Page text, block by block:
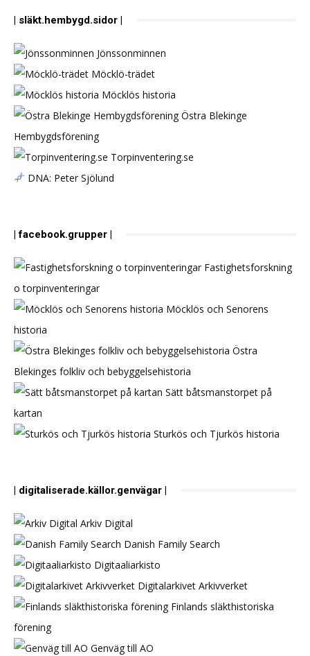
| släkt.hembygd.sidor |
Jönssonminnen
Möcklö-trädet
Möcklös historia
Östra Blekinge
Hembygdsförening
Torpinventering.se
DNA: Peter Sjölund
| facebook.grupper |
Fastighetsforskning
o torpinventeringar
Möcklös och Senorens
historia
Östra
Blekinges folkliv och bebyggelsehistoria
Sätt båtsmanstorpet på
kartan
Sturkös och Tjurkös historia
| digitaliserade.källor.genvägar |
Arkiv Digital
Danish Family Search
Digitaaliarkisto
Digitalarkivet Arkivverket
Finlands släkthistoriska
förening
Genväg till AO